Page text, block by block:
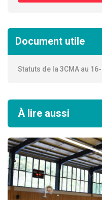
Document utile
Statuts de la 3CMA au
À lire aussi